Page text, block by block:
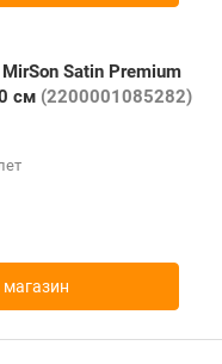
Satin Premium
см (2200001085282)
магазин